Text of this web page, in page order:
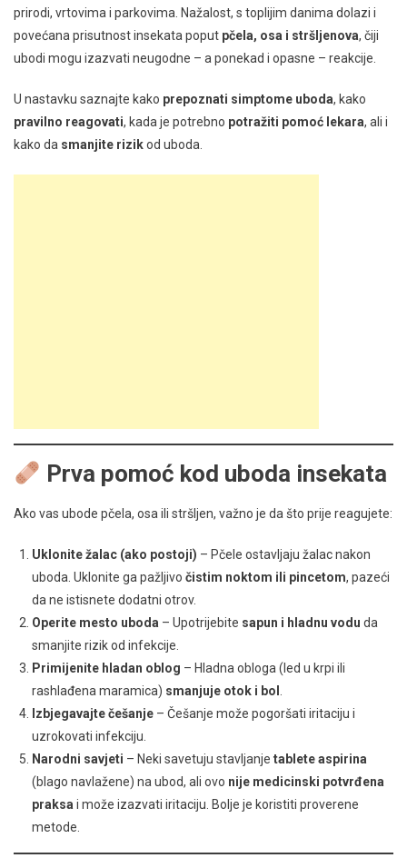
prirodi, vrtovima i parkovima. Nažalost, s toplijim danima dolazi i
povećana prisutnost insekata poput pčela, osa i stršljenova, čiji
ubodi mogu izazvati neugodne – a ponekad i opasne – reakcije.
U nastavku saznajte kako prepoznati simptome uboda, kako
pravilno reagovati, kada je potrebno potražiti pomoć lekara, ali i
kako da smanjite rizikod uboda.
Prva pomoć kod uboda insekata
Ako vas ubode pčela, osa ili stršljen, važno je da što prije reagujete:
Uklonite žalac (ako postoji) – Pčele ostavljaju žalac nakon
uboda. Uklonite ga pažljivo čistim noktom ili pincetom, pazeći
da ne istisnete dodatni otrov.
Operite mesto uboda – Upotrijebite sapun i hladnu vodu da
smanjite rizik od infekcije.
Primijenite hladan oblog – Hladna obloga (led u krpi ili
rashlađena maramica) smanjuje otok i bol .
Izbjegavajte češanje – Češanje može pogoršati iritaciju i
uzrokovati infekciju.
Narodni savjeti – Neki savetuju stavljanje tablete aspirina
(blago navlažene) na ubod, ali ovo nije medicinski potvrđena
praksai može izazvati iritaciju. Bolje je koristiti proverene
metode.